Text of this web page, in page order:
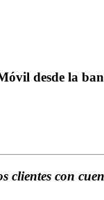
desde la
clientes con